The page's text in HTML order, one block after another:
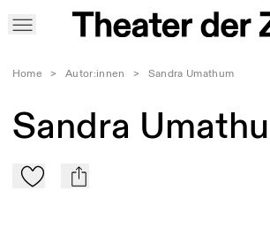
Home > Autor:innen > Sandra Umathum
Sandra
Zu Mein-TdZ hinzufügen
mail